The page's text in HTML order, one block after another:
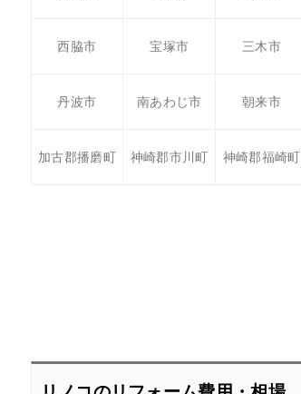
西脇市 宝塚市 三木市
丹波市 南あわじ市 朝来市
加古郡播磨町 神崎郡市川町 神崎郡福崎町